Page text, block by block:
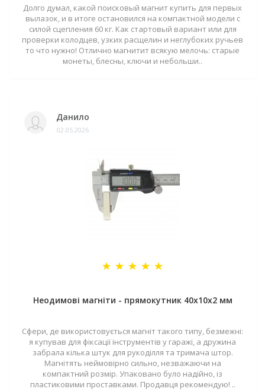
Долго думал, какой поисковый магнит купить для первых
вылазок, и в итоге остановился на компактной модели с
силой сцепления 60 кг. Как стартовый вариант или для
проверки колодцев, узких расщелин и неглубоких ручьев
то что нужно! Отлично магнитит всякую мелочь: старые
монеты, блесны, ключи и небольши..
Данило
02.05.2026
Неодимові магніти - прямокутник 40x10x2 мм
Сфери, де використовується магніт такого типу, безмежні:
я купував для фіксації інструментів у гаражі, а дружина
забрала кілька штук для рукоділля та тримача штор.
Магнітять неймовірно сильно, незважаючи на
компактний розмір. Упаковано було надійно, із
пластиковими проставками. Продавця рекомендую! ..